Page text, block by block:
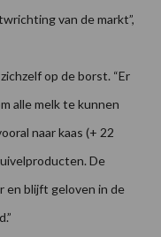
van de markt”,
op de borst. “Er
alle melk te kunnen
naar kaas (+ 22
De
en blijft geloven in de